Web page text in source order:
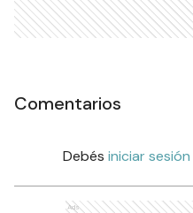
Comentarios
Debés iniciar sesión
Ads